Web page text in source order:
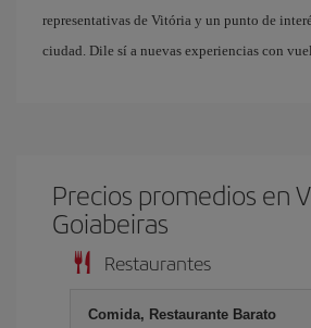
representativas de Vitória y un punto de
ciudad. Dile sí a nuevas experiencias con
Precios promedios en
Goiabeiras
Restaurantes
Comida, Restaurante Barato